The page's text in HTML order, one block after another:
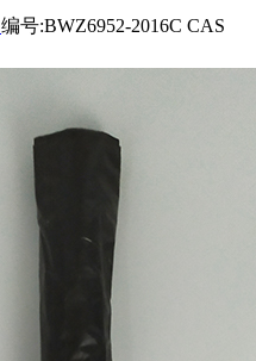
编号:BWZ6952-2016C CAS